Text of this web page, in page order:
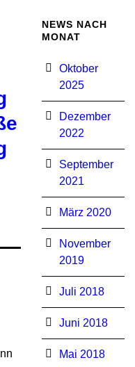
NEWS NACH
MONAT
Oktober
2025
Dezember
2022
September
2021
März 2020
November
2019
Juli 2018
Juni 2018
Mai 2018